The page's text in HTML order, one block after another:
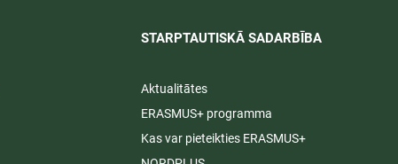
STARPTAUTISKĀ SADARBĪBA​
Aktualitātes
ERASMUS+ programma
Kas var pieteikties ERASMUS+